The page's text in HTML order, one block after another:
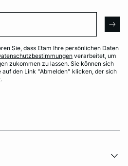
Sie, dass Etam Ihre persönlichen Daten
verarbeitet, um
zukommen zu lassen. Sie können sich
den Link "Abmelden" klicken, der sich